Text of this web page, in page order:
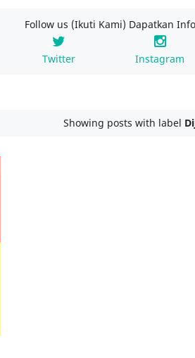
Follow us (Ikuti Kami) Dapatkan
Twitter Instagram
Showing posts with label